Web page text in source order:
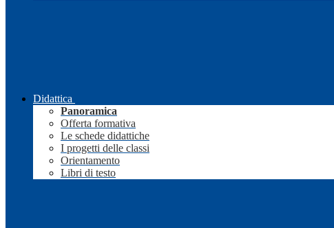
Didattica
Panoramica
Offerta formativa
Le schede didattiche
I progetti delle classi
Orientamento
Libri di testo